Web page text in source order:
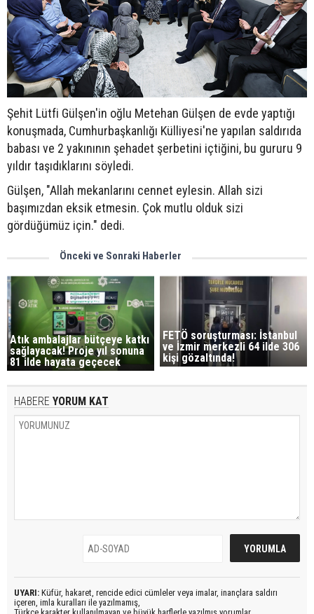
Şehit Lütfi Gülşen'in oğlu Metehan Gülşen de evde yaptığı
konuşmada, Cumhurbaşkanlığı Külliyesi'ne yapılan saldırıda
babası ve 2 yakınının şehadet şerbetini içtiğini, bu gururu 9
yıldır taşıdıklarını söyledi.
Gülşen, "Allah mekanlarını cennet eylesin. Allah sizi
başımızdan eksik etmesin. Çok mutlu olduk sizi
gördüğümüz için." dedi.
Önceki ve Sonraki Haberler
Atık ambalajlar bütçeye katkı
sağlayacak! Proje yıl sonuna
81 ilde hayata geçecek
FETÖ soruşturması: İstanbul
ve İzmir merkezli 64 ilde 306
kişi gözaltında!
HABERE YORUM KAT
UYARI: Küfür, hakaret, rencide edici cümleler veya imalar, inançlara saldırı
içeren, imla kuralları ile yazılmamış,